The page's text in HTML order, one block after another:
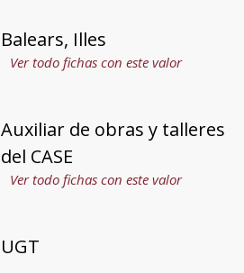
Balears, Illes
Ver todo fichas con este valor
Auxiliar de obras y talleres
del CASE
Ver todo fichas con este valor
UGT